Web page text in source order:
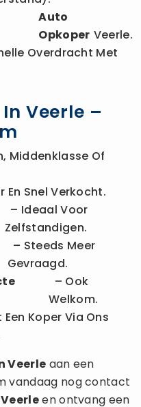
Auto
Opkoper Veerle.
Overdracht Met
Veerle –
Middenklasse Of
En Snel Verkocht.
– Ideaal Voor
Zelfstandigen.
– Steeds Meer
Gevraagd.
– Ook
Welkom.
Een Koper Via Ons
Veerle aan een
vandaag nog contact
Veerleen ontvang een